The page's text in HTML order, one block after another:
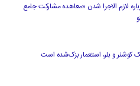
لازم‌ الاجرا شدن «معاهده مشارکت جامع
کوشنر و بلر، استعمار بزک‌شده است